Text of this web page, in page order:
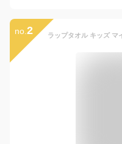
no. 2